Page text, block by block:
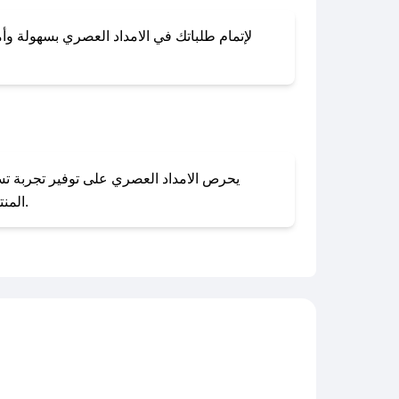
لإتمام طلباتك في الامداد العصري بسهولة
المنتجات بحالتها الأصلية وغير مستخدمة. يمكنك تقديم طلب الإرجاع بسهولة عبر موقعنا الإلكتروني أو من خلال خدمة العملاء.